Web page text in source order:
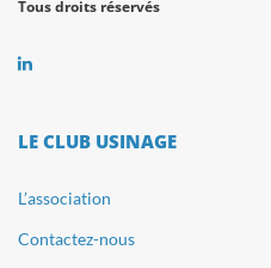
Tous droits réservés
LE CLUB USINAGE
L’association
Contactez-nous